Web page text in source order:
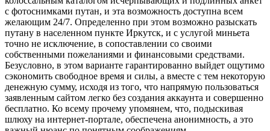
с фотоснимками путан, и эта возможность доступна всем
желающим 24/7. Определенно при этом возможно разыскать
путану в населенном пункте Иркутск, и с услугой миньета
точно не исключение, в сопоставлении со своими
собственными пожеланиями и финансовыми средствами.
Безусловно, в этом варианте гарантированно выйдет ощутимо
сэкономить свободное время и силы, а вместе с тем некоторую
денежную сумму, исходя из того, что напрямую пользоваться
заявленным сайтом легко без создания аккаунта и совершенно
бесплатно. Ко всему прочему упомянем, что, подыскивая
шлюху на интернет-портале, обеспечена анонимность, а это